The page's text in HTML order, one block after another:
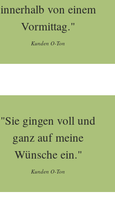
innerhalb von einem
Vormittag."
Kunden O-Ton
"Sie gingen voll und
ganz auf meine
Wünsche ein."
Kunden O-Ton